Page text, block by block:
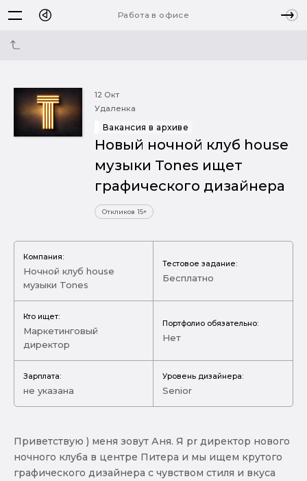
Работа в офисе
12 Окт
Удаленка
Вакансия в архиве
Новый ночной клуб house
музыки Tones ищет
графического дизайнера
Откликов 15+
Компания:
Ночной клуб house
музыки Tones
Тестовое задание:
Бесплатно
Кто ищет:
Маркетинговый
директор
Портфолио обязательно:
Нет
Зарплата:
не указана
Уровень дизайнера:
Senior
Приветствую ) меня зовут Аня. Я pr директор нового
ночного клуба в центре Питера и мы ищем крутого
графического дизайнера с чувством стиля и вкуса